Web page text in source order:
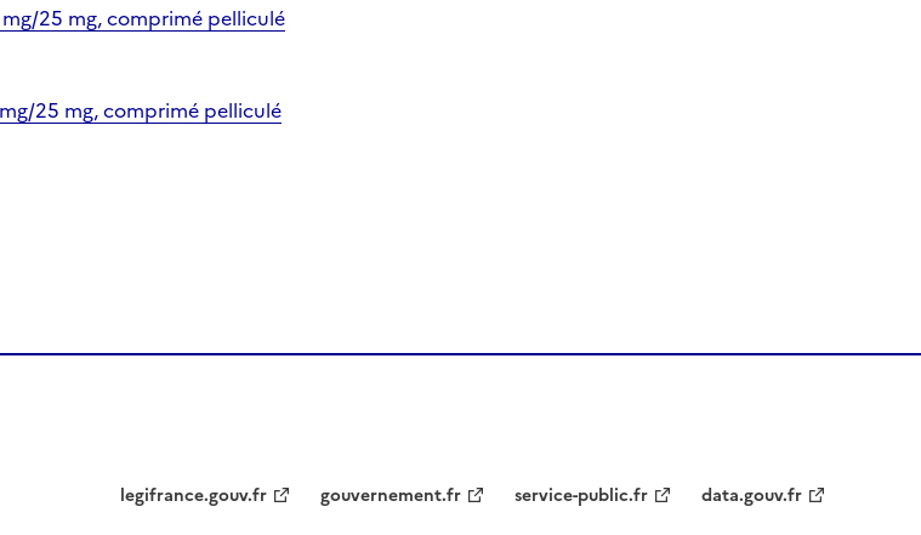
mg/25 mg, comprimé pelliculé
25 mg, comprimé pelliculé
legifrance.gouv.fr gouvernement.fr service-public.fr data.gouv.fr